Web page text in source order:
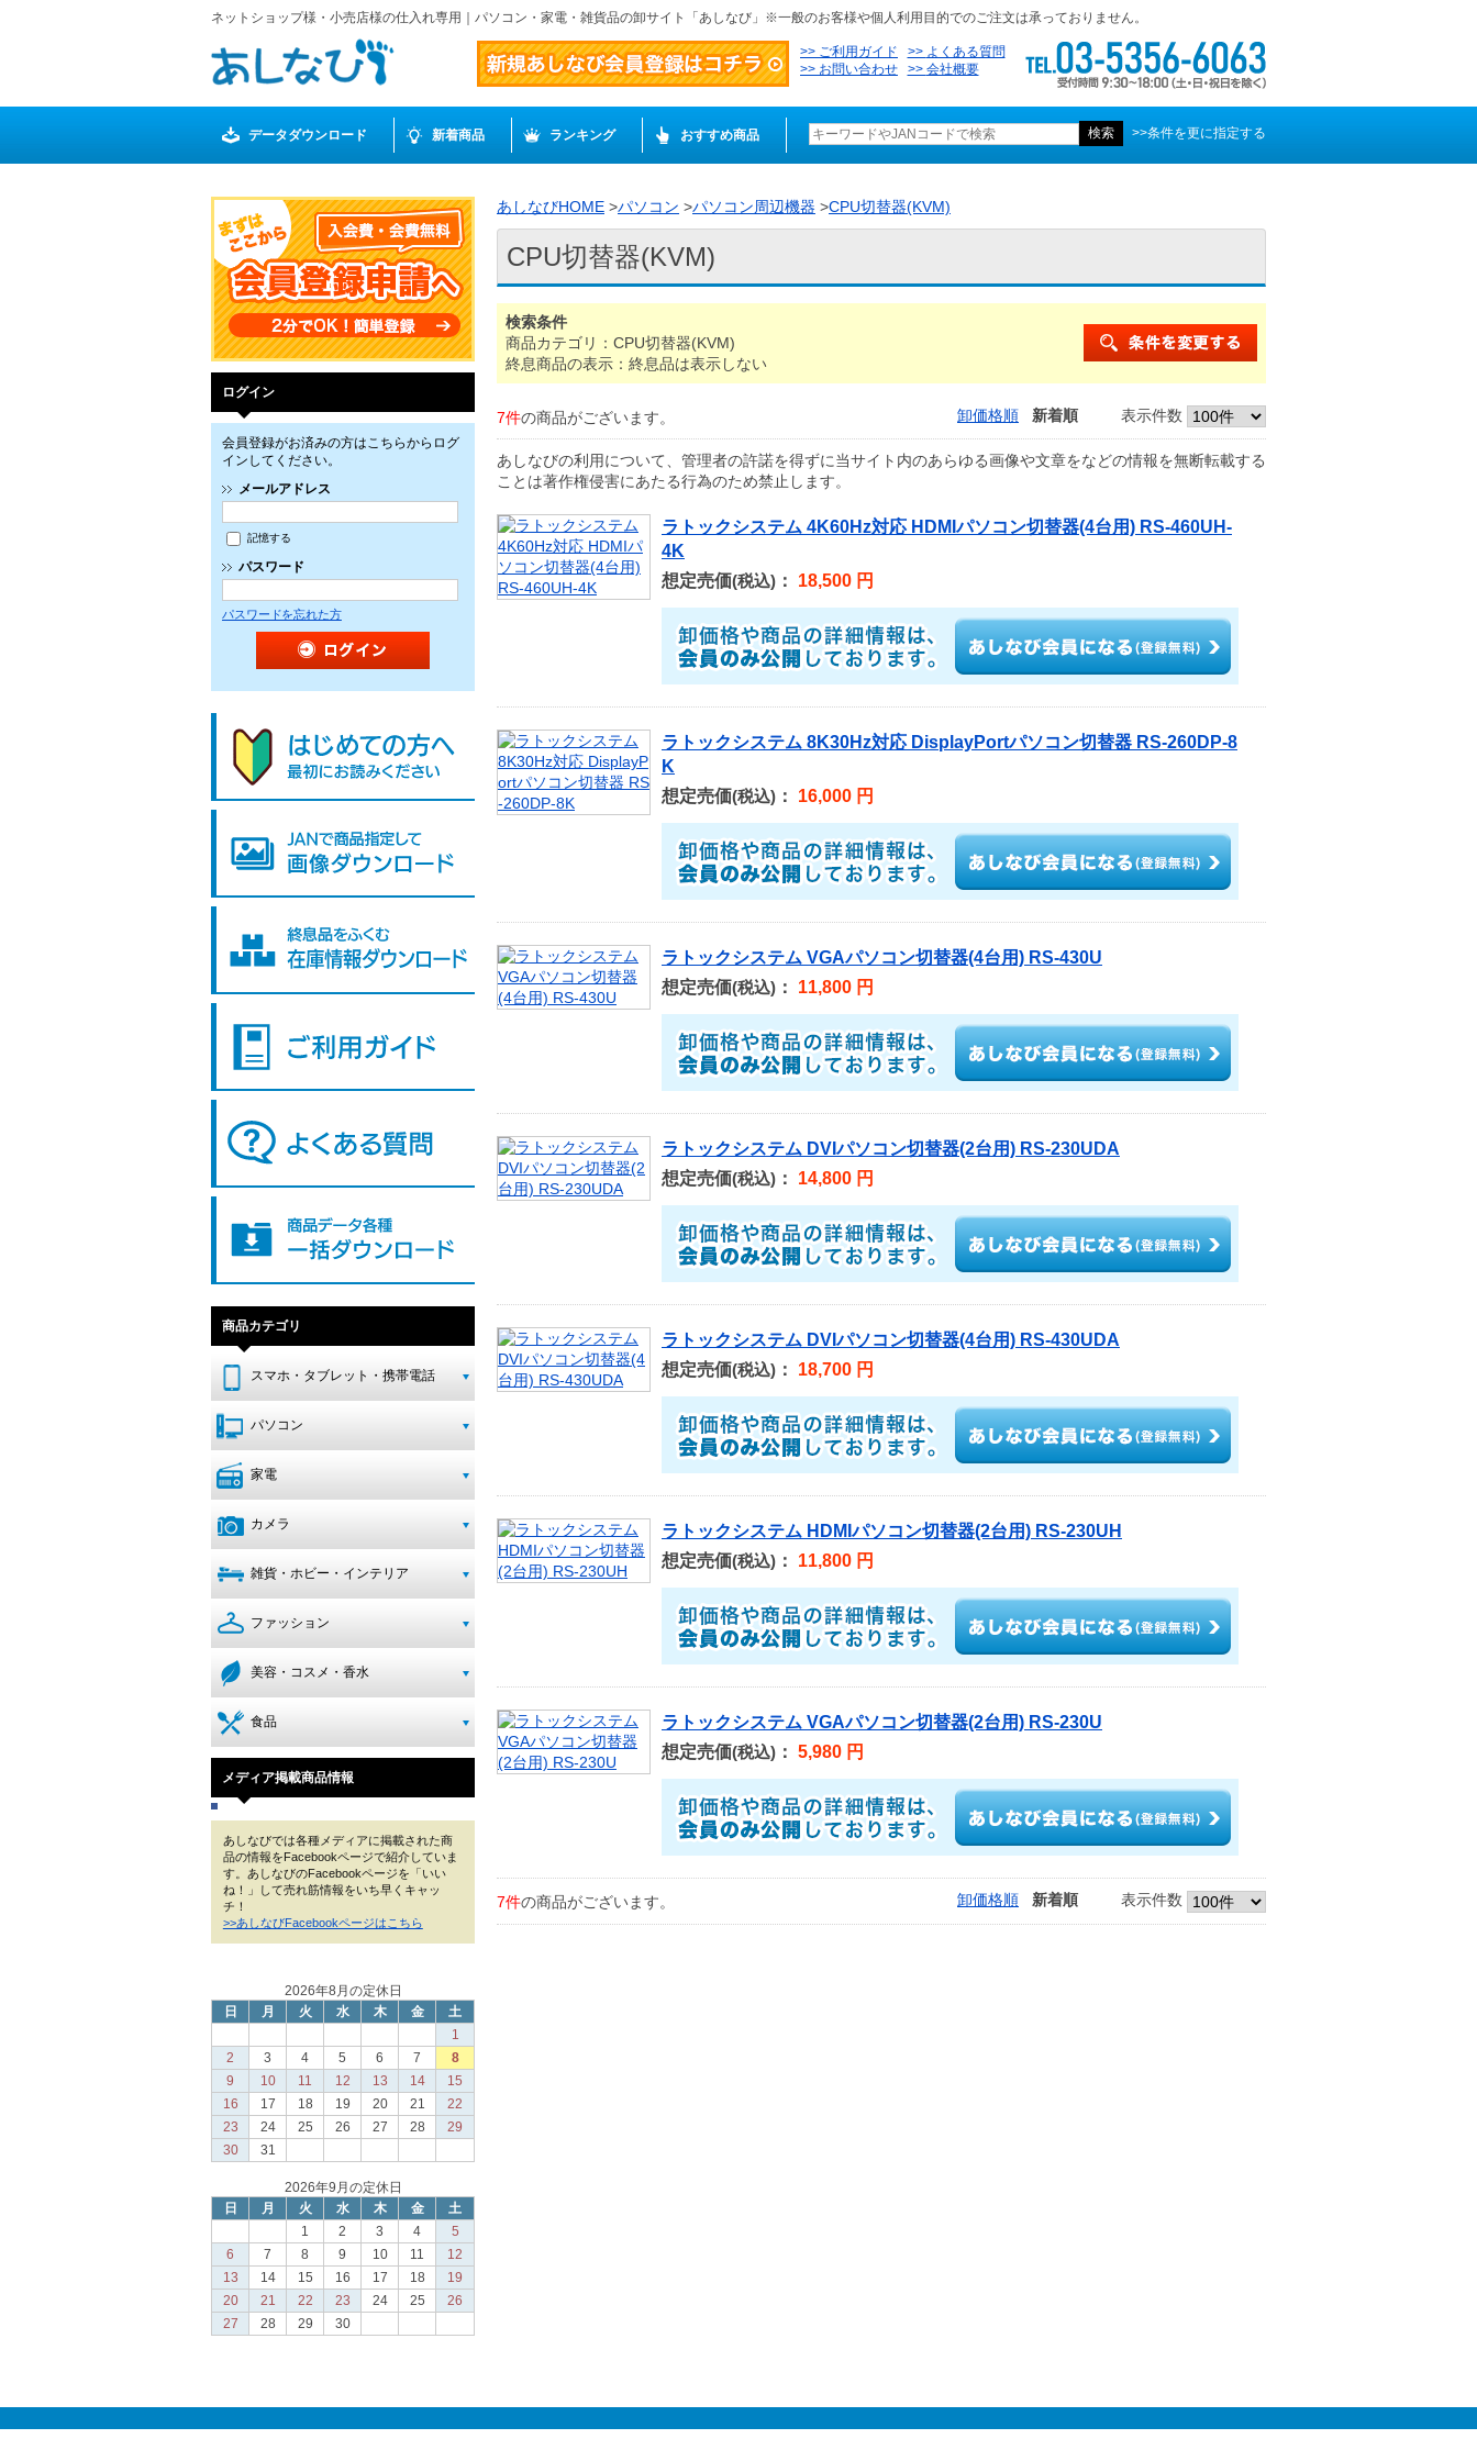
ネットショップ様・小売店様の仕入れ専用｜パソコン・家電・雑貨品の卸サイト「あしなび」※一般のお客様や個人利用目的でのご注文は承っておりません。
ご利用ガイド
よくある質問
お問い合わせ
会社概要
データダウンロード 新着商品 ランキング おすすめ商品 >>条件を更に指定する
ログイン
会員登録がお済みの方はこちらからログ
インしてください。
メールアドレス
記憶する
パスワード
パスワードを忘れた方
商品カテゴリ
スマホ・タブレット・携帯電話
パソコン
家電
カメラ
雑貨・ホビー・インテリア
ファッション
美容・コスメ・香水
食品
メディア掲載商品情報
あしなびでは各種メディアに掲載された商
品の情報をFacebookページで紹介していま
す。あしなびのFacebookページを「いい
ね！」して売れ筋情報をいち早くキャッ
チ！
>>あしなびFacebookページはこちら
2026年8月の定休日
日
月 火 水 木 金
土
1
2
3 4 5 6 7
8
9
10 11 12 13 14
15
16
17 18 19 20 21
22
23
24 25 26 27 28
29
30
31
2026年9月の定休日
日
月 火 水 木 金
土
1
2 3 4
5
6
7 8 9 10 11
12
13
14 15 16 17 18
19
20
21 22 23 24 25
26
27
28 29 30
あしなびHOME >パソコン >パソコン周辺機器 >CPU切替器(KVM)
CPU切替器(KVM)
検索条件
商品カテゴリ：CPU切替器(KVM)
終息商品の表示：終息品は表示しない
7件の商品がございます。 卸価格順 新着順 表示件数
あしなびの利用について、管理者の許諾を得ずに当サイト内のあらゆる画像や文章をなどの情報を無断転載する
ことは著作権侵害にあたる行為のため禁止します。
ラトックシステム 4K60Hz対応 HDMIパソコン切替器(4台用) RS-460UH-
4K
想定売価(税込) ： 18,500 円
ラトックシステム 8K30Hz対応 DisplayPortパソコン切替器 RS-260DP-8
K
想定売価(税込) ： 16,000 円
ラトックシステム VGAパソコン切替器(4台用) RS-430U
想定売価(税込) ： 11,800 円
ラトックシステム DVIパソコン切替器(2台用) RS-230UDA
想定売価(税込) ： 14,800 円
ラトックシステム DVIパソコン切替器(4台用) RS-430UDA
想定売価(税込) ： 18,700 円
ラトックシステム HDMIパソコン切替器(2台用) RS-230UH
想定売価(税込) ： 11,800 円
ラトックシステム VGAパソコン切替器(2台用) RS-230U
想定売価(税込) ： 5,980 円
7件の商品がございます。 卸価格順 新着順 表示件数